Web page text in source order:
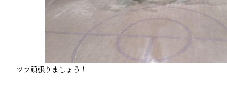
ツプ頑張りましょう！